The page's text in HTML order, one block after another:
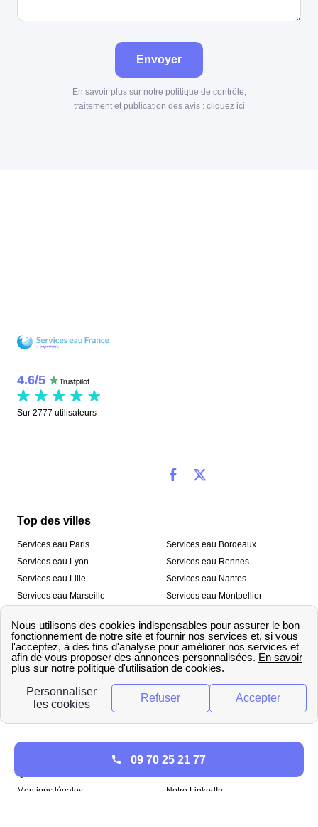
Envoyer
En savoir plus sur notre politique de contrôle,
traitement et publication des avis : cliquez ici
4.6/5
Sur 2777 utilisateurs
Top des villes
Services eau Paris
Services eau Lyon
Services eau Lille
Services eau Marseille
Services eau Toulon
Services eau Bordeaux
Services eau Rennes
Services eau Nantes
Services eau Montpellier
Services eau Strasbourg
Nos outils
🛁 Simulateur consommation eau
💧 Comparer les fournisseurs
d’eau
Qui sommes-nous ?
Mentions légales
Notre LinkedIn
09 70 25 21 77